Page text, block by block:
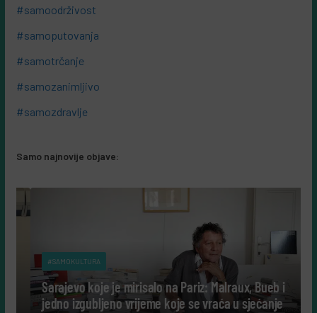
#samoodrživost
#samoputovanja
#samotrčanje
#samozanimljivo
#samozdravlje
Samo najnovije objave:
#SAMOKULTURA
Sarajevo koje je mirisalo na Pariz: Malraux, Bueb i
jedno izgubljeno vrijeme koje se vraća u sjećanje